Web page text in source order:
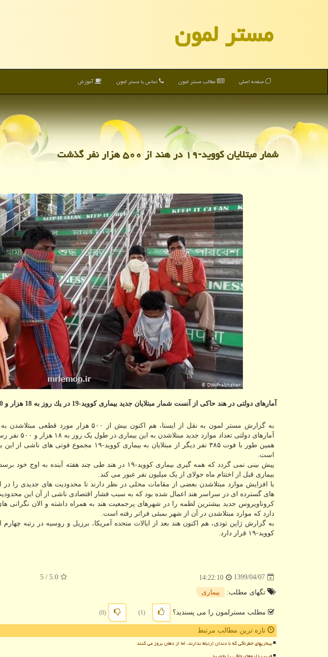
مستر لمون
صفحه اصلی مطالب مستر لمون تماس با مستر لمون آموزش
شمار مبتلایان كووید-۱۹ در هند از ۵۰۰ هزار نفر گذشت
آمارهای دولتی در هند حاكی از آنست شمار مبتلایان جدید بیماری كووید-19 در یك روز به 18 هزار و 500 مورد رسیده است.
آمارهای دولتی تعداد موارد جدید مبتلاشدن به این بیماری در طول یک روز به ۱۸ هزار و ۵۰۰ نفر رسیده است.
است.
پیش بینی نمی گردد که همه گیری بیماری کووید-۱۹ در هند طی چند
بیماری قبل از اختتام ماه جولای از یک میلیون نفر عبور می کند.
با افزایش موارد مبتلاشدن بعضی از مقامات محلی در نظر دارند تا محدودیت های جدیدی را در
های گسترده ای در سراسر هند اعمال شده بود که به سبب فشار اقتصادی ناشی از آن این
کروناویروس جدید بیشترین لطمه را در شهرهای پرجمعیت هند به همراه داشته و الان
دارد که موارد مبتلاشدن در آن از شهر بمبئی فراتر رفته است.
به گزارش ژاپن تودی، هم اکنون هند بعد از ایالات متحده آمریکا، برزیل و روسیه در رتبه
کووید-۱۹ قرار دارد.
1399/04/07
14:22:10
5.0
/ 5
تگهای مطلب: بیماری
مطلب مسترلمون را می پسندید؟ (1)
(0)
تازه ترین مطالب مرتبط
بیماریهای خطرناکی که با دندان ارتباط ندارند، اما از دهان بروز می کنند